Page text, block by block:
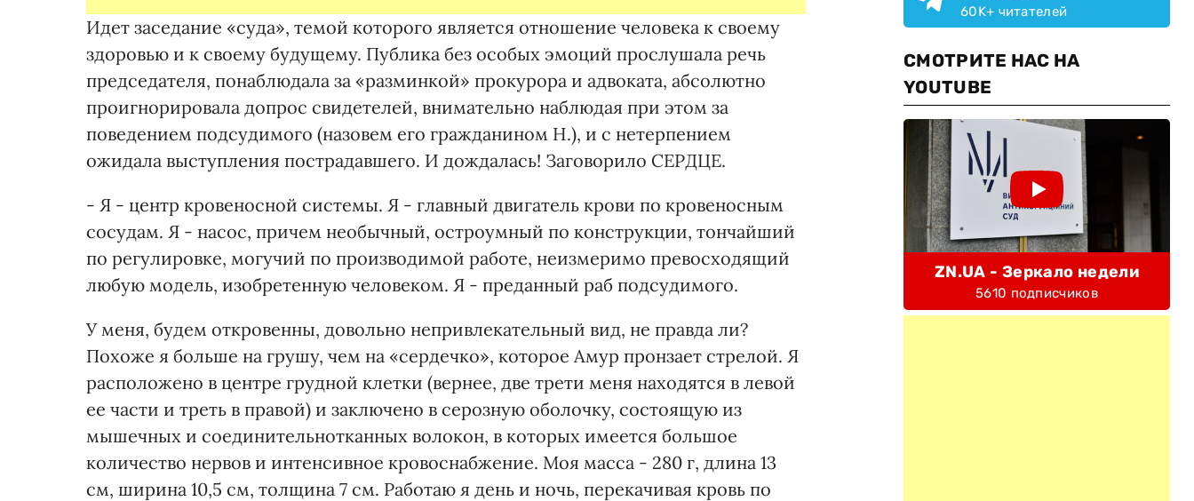
Идет заседание «суда», темой которого является отношение человека к своему
здоровью и к своему будущему. Публика без особых эмоций прослушала речь
председателя, понаблюдала за «разминкой» прокурора и адвоката, абсолютно
проигнорировала допрос свидетелей, внимательно наблюдая при этом за
поведением подсудимого (назовем его гражданином Н.), и с нетерпением
ожидала выступления пострадавшего. И дождалась! Заговорило СЕРДЦЕ.
- Я - центр кровеносной системы. Я - главный двигатель крови по кровеносным
сосудам. Я - насос, причем необычный, остроумный по конструкции, тончайший
по регулировке, могучий по производимой работе, неизмеримо превосходящий
любую модель, изобретенную человеком. Я - преданный раб подсудимого.
У меня, будем откровенны, довольно непривлекательный вид, не правда ли?
Похоже я больше на грушу, чем на «сердечко», которое Амур пронзает стрелой. Я
расположено в центре грудной клетки (вернее, две трети меня находятся в левой
ее части и треть в правой) и заключено в серозную оболочку, состоящую из
мышечных и соединительнотканных волокон, в которых имеется большое
количество нервов и интенсивное кровоснабжение. Моя масса - 280 г, длина 13
см, ширина 10,5 см, толщина 7 см. Работаю я день и ночь, перекачивая кровь по
60K+ читателей
СМОТРИТЕ НАС НА
YOUTUBE
ZN.UA - Зеркало недели
5610 подписчиков